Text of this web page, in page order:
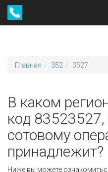
Главная 352 3527
В каком
код
сотовому
принадлежит?
Ниже вы можете